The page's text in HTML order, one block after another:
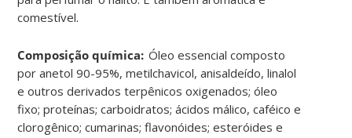
comestível.
Composição química: Óleo essencial composto
por anetol 90-95%, metilchavicol, anisaldeído, linalol
e outros derivados terpênicos oxigenados; óleo
fixo; proteínas; carboidratos; ácidos málico, caféico e
clorogênico; cumarinas; flavonóides; esteróides e